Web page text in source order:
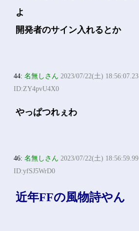
よ
開発者のサイン入れるとか
44:名無しさん 2023/07/22(土) 18:56:07.23
ID:ZY4pvU4X0
やっぱつれぇわ
46:名無しさん 2023/07/22(土) 18:56:59.99
ID:yfSJ5WrD0
近年FFの風物詩やん